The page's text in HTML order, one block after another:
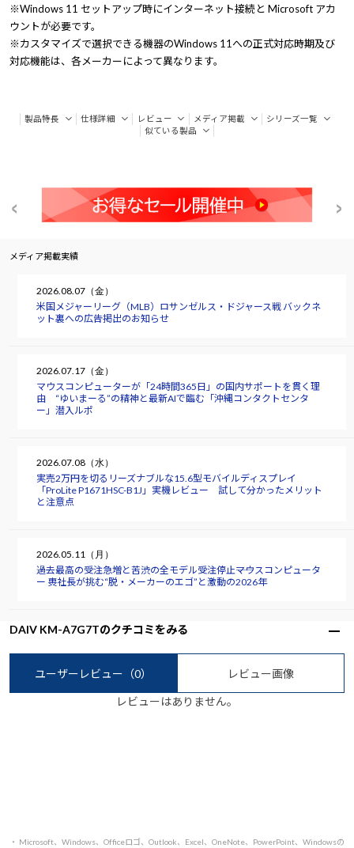
※Windows 11 セットアップ時にインターネット接続と Microsoft アカ
ウントが必要です。
※カスタマイズで選択できる機器のWindows 11への正式対応時期及び
対応機能は、各メーカーによって異なります。
製品特長 仕様詳細 レビュー メディア掲載
シリーズ一覧
似ている製品
メディア掲載実績
2026.08.07（金）
米国メジャーリーグ（MLB）ロサンゼルス・ドジャース戦 バックネ
ット裏への広告掲出のお知らせ
2026.07.17（金）
マウスコンピューターが「24時間365日」の国内サポートを貫く理
由 “ゆいまーる”の精神と最新AIで臨む「沖縄コンタクトセンタ
ー」潜入ルポ
2026.07.08（水）
実売2万円を切るリーズナブルな15.6型モバイルディスプレイ
「ProLite P1671HSC-B1J」実機レビュー 試して分かったメリット
と注意点
2026.05.11（月）
過去最高の受注急増と苦渋の全モデル受注停止――マウスコンピュータ
ー 軣社長が挑む“脱・メーカーのエゴ”と激動の2026年
DAIV KM-A7G7Tのクチコミをみる
ユーザーレビュー （0） レビュー画像
レビューはありません。
・ Microsoft、Windows、Officeロゴ、Outlook、Excel、OneNote、PowerPoint、Windowsの